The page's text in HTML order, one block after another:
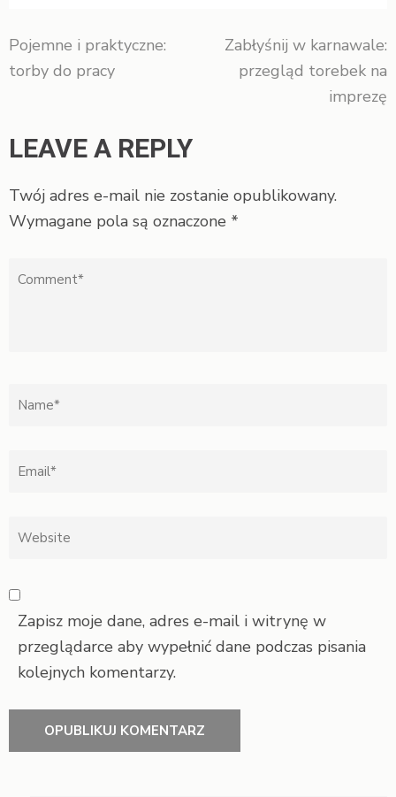
Nawigacja
Pojemne i praktyczne:
torby do pracy
Zabłyśnij w karnawale:
przegląd torebek na
imprezę
LEAVE A REPLY
Twój adres e-mail nie zostanie opublikowany.
Wymagane pola są oznaczone *
Zapisz moje dane, adres e-mail i witrynę w
przeglądarce aby wypełnić dane podczas pisania
kolejnych komentarzy.